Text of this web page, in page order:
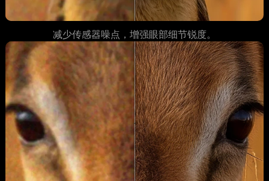
减少传感器噪点，增强眼部细节锐度。